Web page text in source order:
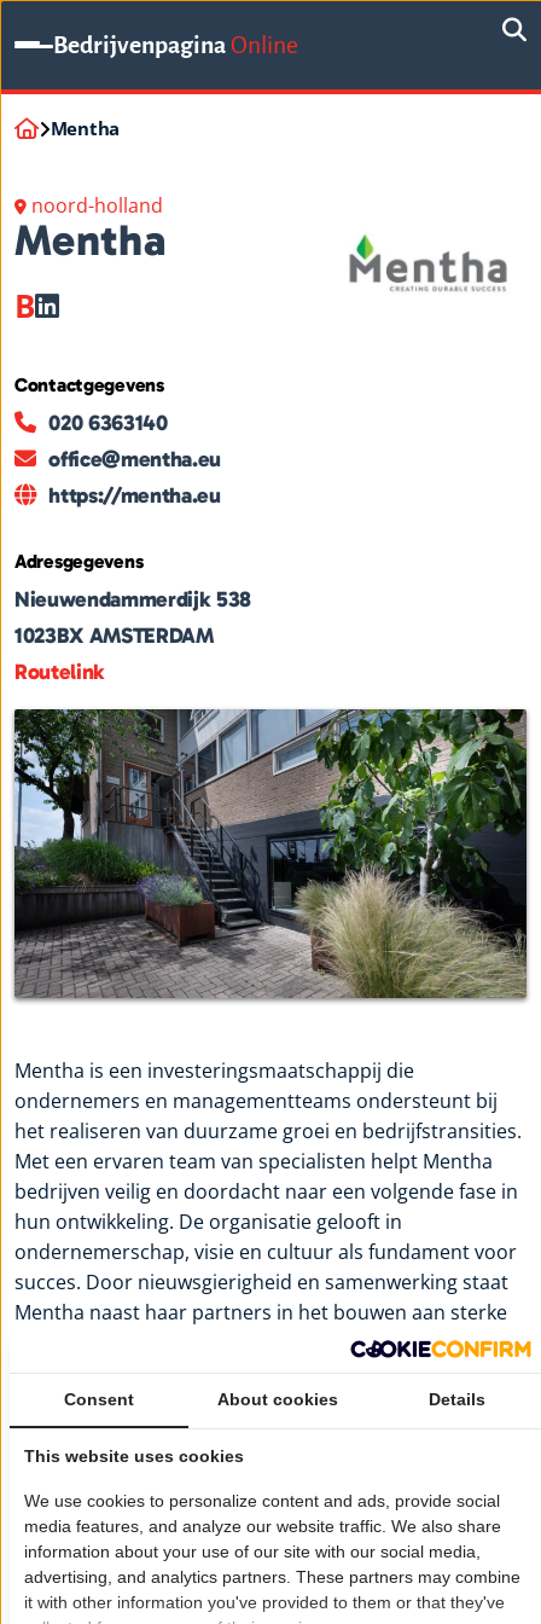
BedrijvenpaginaOnline
Mentha
noord-holland
Mentha
B
Contactgegevens
020 6363140
office@mentha.eu
https://mentha.eu
Adresgegevens
Nieuwendammerdijk 538
1023BX AMSTERDAM
Routelink
Mentha is een investeringsmaatschappij die
ondernemers en managementteams ondersteunt bij
het realiseren van duurzame groei en bedrijfstransities.
Met een ervaren team van specialisten helpt Mentha
bedrijven veilig en doordacht naar een volgende fase in
hun ontwikkeling. De organisatie gelooft in
ondernemerschap, visie en cultuur als fundament voor
succes. Door nieuwsgierigheid en samenwerking staat
Mentha naast haar partners in het bouwen aan sterke
en toekomstbestendige ondernemingen.
Voor meer informatie:mentha
Wil je dat jouw bedrijf hier ook staat?Meld je aan!
Pagina delen op:
Openingstijden
Consent About cookies Details
This website uses cookies
We use cookies to personalize content and ads, provide social
media features, and analyze our website traffic. We also share
information about your use of our site with our social media,
advertising, and analytics partners. These partners may combine
it with other information you've provided to them or that they've